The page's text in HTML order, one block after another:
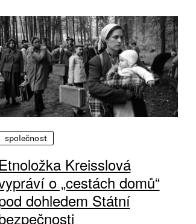
společnost
Etnoložka Kreisslová
o „cestách domů“
dohledem Státní